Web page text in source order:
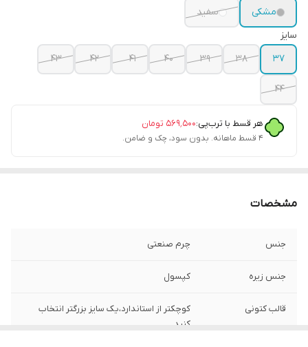
مشکی
سفید
سایز
37
38
39
40
41
42
43
44
هر قسط با ترب‌پی:۵۶۹٬۵۰۰ تومان
۴ قسط ماهانه. بدون سود، چک و ضامن.
مشخصات
جنس چرم صنعتی
جنس زیره کپسول
قالب کتونی
کوچکتر از استاندارد،یک سایز بزرگتر انتخاب
کنید